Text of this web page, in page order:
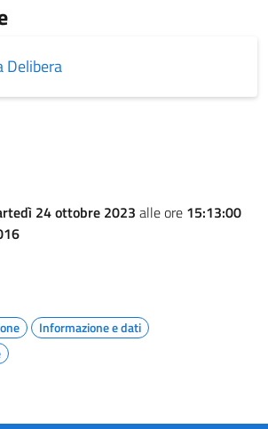
Delibera
24 ottobre 2023 alle ore 15:13:00
Informazione e dati